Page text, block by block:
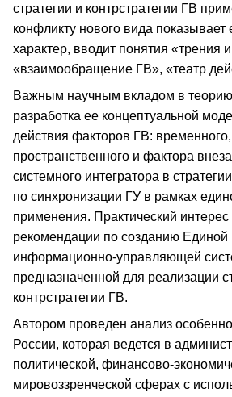
стратегии и контрстратегии ГВ
конфликту нового вида показывает
характер, вводит понятия «трения
«взаимообращение ГВ», «театр
Важным научным вкладом в
разработка ее концептуальной
действия факторов ГВ: временного,
пространственного и фактора
системного интегратора в
по синхронизации ГУ в рамках
применения. Практический
рекомендации по созданию Единой
информационно-управляющей
предназначенной для реализации
контрстратегии ГВ.
Автором проведен анализ
России, которая ведется в
политической, финансово-
мировоззренческой сферах с